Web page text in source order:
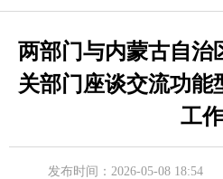
两部门与内蒙古自治
关部门座谈交流功能
工作
发布时间：2026-05-08 18:54